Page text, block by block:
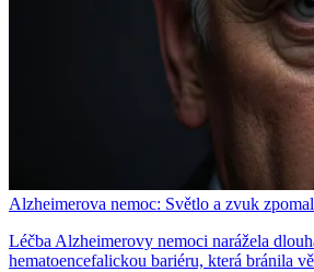
Alzheimerova nemoc: Světlo a zvuk
Léčba Alzheimerovy nemoci narážela
hematoencefalickou bariéru, která bránila